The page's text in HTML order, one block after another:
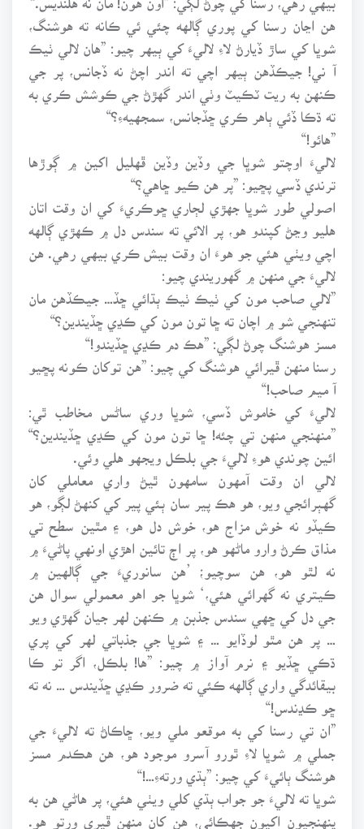
هن اڃان رسنا کي پوري ڳالهه چئي ئي ڪانه ته هوشنگ،
شوڀا کي ساڙ ڏيارڻ لاءِ لاليءَ کي ٻيهر چيو: ”هان لالي ٺيڪ
آ ني! جيڪڏهن ٻيهر اچي ته اندر اچڻ نه ڏجانس، پر جي
ڪنهن به ريت ٽڪيٽ وٺي اندر گهڙڻ جي ڪوشش ڪري به
ته ڌڪا ڏئي ٻاهر ڪري ڇڏجانس، سمجهيهءِ؟“
”هائو!“
لاليءَ اوچتو شوڀا جي وڏين وڏين ڦهليل اکين ۾ ڳوڙها
ترندي ڏسي پڇيو: ”پر هن ڪيو ڇاهي؟“
اصولي طور شوڀا جهڙي لڄاري ڇوڪريءَ کي ان وقت اتان
هليو وڃڻ کپندو هو، پر الائي ته سندس دل ۾ ڪهڙي ڳالهه
اچي ويٺي هئي جو هوءَ ان وقت بيش ڪري بيهي رهي. هن
لاليءَ جي منهن ۾ گهوريندي چيو:
”لالي صاحب مون کي ٺيڪ ٺيڪ ٻڌائي ڇڏ… جيڪڏهن مان
تنهنجي شو ۾ اچان ته ڇا تون مون کي ڪڍي ڇڏيندين؟“
مسز هوشنگ چوڻ لڳي: ”هڪ دم ڪڍي ڇڏيندو!“
رسنا منهن ڦيرائي هوشنگ کي چيو: ”هن توکان ڪونه پڇيو
آ ميم صاحب!“
لاليءَ کي خاموش ڏسي، شوڀا وري ساڻس مخاطب ٿي:
”منهنجي منهن تي چئه! ڇا تون مون کي ڪڍي ڇڏيندين؟“
ائين چوندي هوءِ لاليءَ جي بلڪل ويجهو هلي وئي.
لالي ان وقت آمهون سامهون ٿيڻ واري معاملي کان
گهٻرائجي ويو، هو هڪ پير سان ٻئي پير کي کنهڻ لڳو، هو
ڪيڏو نه خوش مزاج هو، خوش دل هو، ۽ مٿين سطح تي
مذاق ڪرڻ وارو ماڻهو هو، پر اڄ تائين اهڙي اونهي پاڻيءَ ۾
نه لٿو هو، هن سوچيو؛ ’هن سانوريءَ جي ڳالهين ۾
ڪيتري نه گهرائي هئي،‘ شوڀا جو اهو معمولي سوال هن
جي دل کي ڇهي سندس جذبن ۾ ڪنهن لهر جيان گهڙي ويو
… پر هن مٿو لوڏايو … ۽ شوڀا جي جذباتي لهر کي پري
ڌڪي ڇڏيو ۽ نرم آواز ۾ چيو: ”ها! بلڪل، اگر تو ڪا
بيقائدگي واري ڳالهه ڪئي ته ضرور ڪڍي ڇڏيندس … نه ته
ڇو ڪڍندس!“
”ان تي رسنا کي به موقعو ملي ويو، ڇاڪاڻ ته لاليءَ جي
جملي ۾ شوڀا لاءِ ٿورو آسرو موجود هو، هن هڪدم مسز
هوشنگ ٻائيءَ کي چيو: ”ٻڌي ورتهءِ…!“
شوڀا ته لاليءَ جو جواب ٻڌي کلي ويٺي هئي، پر هاڻي هن به
پنهنجيون اکيون جهڪائي، هن کان منهن ڦيري ورتو هو.